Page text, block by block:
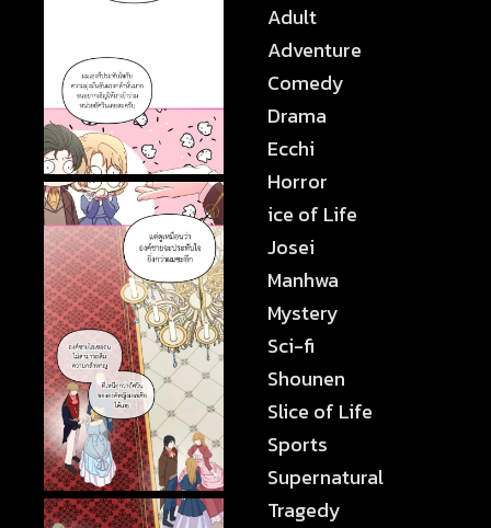
Adult
Adventure
Comedy
Drama
Ecchi
Horror
ice of Life
Josei
Manhwa
Mystery
Sci-fi
Shounen
Slice of Life
Sports
Supernatural
Tragedy